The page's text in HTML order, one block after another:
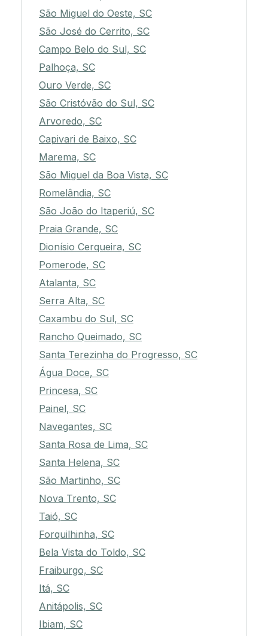
São Miguel do Oeste, SC
São José do Cerrito, SC
Campo Belo do Sul, SC
Palhoça, SC
Ouro Verde, SC
São Cristóvão do Sul, SC
Arvoredo, SC
Capivari de Baixo, SC
Marema, SC
São Miguel da Boa Vista, SC
Romelândia, SC
São João do Itaperiú, SC
Praia Grande, SC
Dionísio Cerqueira, SC
Pomerode, SC
Atalanta, SC
Serra Alta, SC
Caxambu do Sul, SC
Rancho Queimado, SC
Santa Terezinha do Progresso, SC
Água Doce, SC
Princesa, SC
Painel, SC
Navegantes, SC
Santa Rosa de Lima, SC
Santa Helena, SC
São Martinho, SC
Nova Trento, SC
Taió, SC
Forquilhinha, SC
Bela Vista do Toldo, SC
Fraiburgo, SC
Itá, SC
Anitápolis, SC
Ibiam, SC